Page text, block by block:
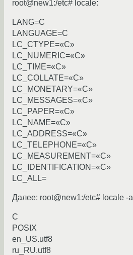
root@new1:/etc# locale:
LANG=C
LANGUAGE=C
LC_CTYPE=«C»
LC_NUMERIC=«C»
LC_TIME=«C»
LC_COLLATE=«C»
LC_MONETARY=«C»
LC_MESSAGES=«C»
LC_PAPER=«C»
LC_NAME=«C»
LC_ADDRESS=«C»
LC_TELEPHONE=«C»
LC_MEASUREMENT=«C»
LC_IDENTIFICATION=«C»
LC_ALL=
Далее: root@new1:/etc# locale -a
C
POSIX
en_US.utf8
ru_RU.utf8